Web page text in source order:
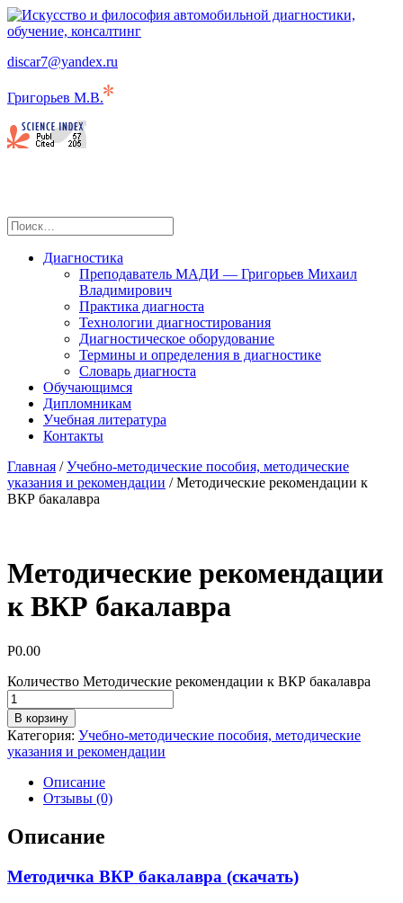
Искусство и философия автомобильной
диагностики, обучение, консалтинг
Компьютерная диагностика как наука и средство
автомобилей
discar7@yandex.ru
Григорьев М.В.
Диагностика
Преподаватель МАДИ — Григорьев Михаил
Владимирович
Практика диагноста
Технологии диагностирования
Диагностическое оборудование
Термины и определения в диагностике
Словарь диагноста
Обучающимся
Дипломникам
Учебная литература
Контакты
Главная /Учебно-методические пособия, методические
указания и рекомендации / Методические рекомендации к
ВКР бакалавра
Методические рекомендации
к ВКР бакалавра
Р0.00
Количество Методические рекомендации к ВКР бакалавра
В корзину
Категория: Учебно-методические пособия, методические
указания и рекомендации
Описание
Отзывы (0)
Описание
Методичка ВКР бакалавра (скачать)